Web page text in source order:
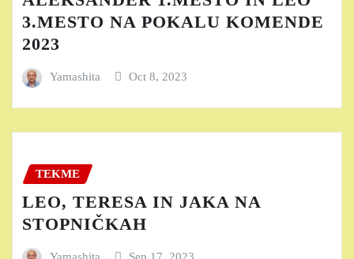
3.MESTO NA POKALU KOMENDE
2023
Yamashita Oct 8, 2023
TEKME
LEO, TERESA IN JAKA NA
STOPNIČKAH